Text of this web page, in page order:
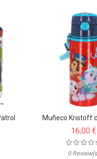
Muñeco Kristoff
16,00 €
0